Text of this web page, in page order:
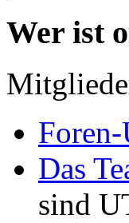
Wer ist
Das
sind